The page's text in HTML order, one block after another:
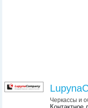
Черкассы и